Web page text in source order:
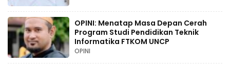
OPINI: Menatap Masa Depan Cerah
Program Studi Pendidikan Teknik
Informatika FTKOM UNCP
OPINI